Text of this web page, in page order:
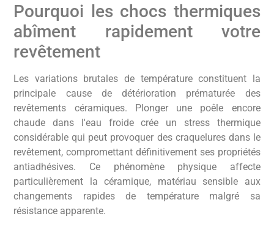
Pourquoi les chocs thermiques
abîment rapidement votre
revêtement
Les variations brutales de température constituent la
principale cause de détérioration prématurée des
revêtements céramiques. Plonger une poêle encore
chaude dans l'eau froide crée un stress thermique
considérable qui peut provoquer des craquelures dans le
revêtement, compromettant définitivement ses propriétés
antiadhésives. Ce phénomène physique affecte
particulièrement la céramique, matériau sensible aux
changements rapides de température malgré sa
résistance apparente.